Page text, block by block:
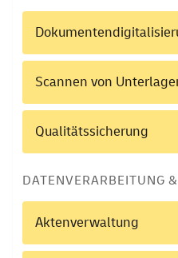
Scannen von
Qualitätssicherung
DATENVERARBEITUNG
Aktenverwaltung